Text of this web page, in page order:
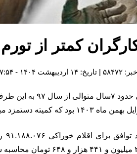
کمتر از تورم در ۷ سال
اردیبهشت ۱۴۰۴ - ۷:۵۴
کاهش تورم شده است؟